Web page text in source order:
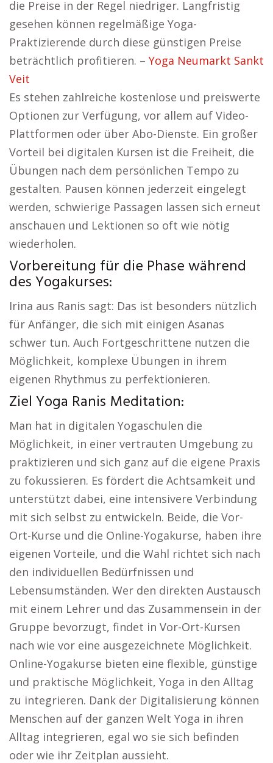
die Preise in der Regel niedriger. Langfristig
gesehen können regelmäßige Yoga-
Praktizierende durch diese günstigen Preise
beträchtlich profitieren. – Yoga Neumarkt Sankt
Veit
Es stehen zahlreiche kostenlose und preiswerte
Optionen zur Verfügung, vor allem auf Video-
Plattformen oder über Abo-Dienste. Ein großer
Vorteil bei digitalen Kursen ist die Freiheit, die
Übungen nach dem persönlichen Tempo zu
gestalten. Pausen können jederzeit eingelegt
werden, schwierige Passagen lassen sich erneut
anschauen und Lektionen so oft wie nötig
wiederholen.
Vorbereitung für die Phase während
des Yogakurses:
Irina aus Ranis sagt: Das ist besonders nützlich
für Anfänger, die sich mit einigen Asanas
schwer tun. Auch Fortgeschrittene nutzen die
Möglichkeit, komplexe Übungen in ihrem
eigenen Rhythmus zu perfektionieren.
Ziel Yoga Ranis Meditation:
Man hat in digitalen Yogaschulen die
Möglichkeit, in einer vertrauten Umgebung zu
praktizieren und sich ganz auf die eigene Praxis
zu fokussieren. Es fördert die Achtsamkeit und
unterstützt dabei, eine intensivere Verbindung
mit sich selbst zu entwickeln. Beide, die Vor-
Ort-Kurse und die Online-Yogakurse, haben ihre
eigenen Vorteile, und die Wahl richtet sich nach
den individuellen Bedürfnissen und
Lebensumständen. Wer den direkten Austausch
mit einem Lehrer und das Zusammensein in der
Gruppe bevorzugt, findet in Vor-Ort-Kursen
nach wie vor eine ausgezeichnete Möglichkeit.
Online-Yogakurse bieten eine flexible, günstige
und praktische Möglichkeit, Yoga in den Alltag
zu integrieren. Dank der Digitalisierung können
Menschen auf der ganzen Welt Yoga in ihren
Alltag integrieren, egal wo sie sich befinden
oder wie ihr Zeitplan aussieht.